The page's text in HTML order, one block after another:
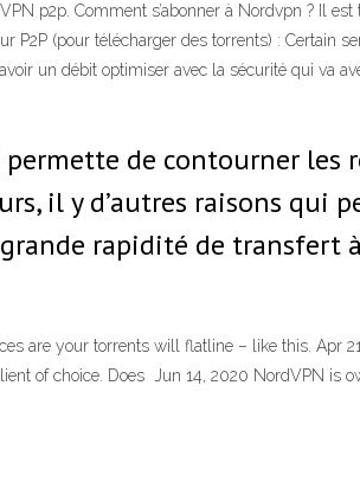
p2p. Comment s’abonner à Nordvpn ? Il est
(pour télécharger des torrents) : Certain
un débit optimiser avec la sécurité qui va
permette de contourner les
il y d’autres raisons qui
rapidité de transfert
are your torrents will flatline – like this. Apr
of choice. Does Jun 14, 2020 NordVPN is